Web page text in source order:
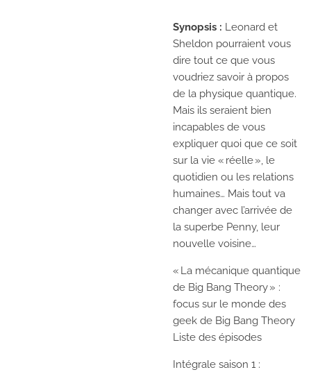
Synopsis : Leonard et
Sheldon pourraient vous
dire tout ce que vous
voudriez savoir à propos
de la physique quantique.
Mais ils seraient bien
incapables de vous
expliquer quoi que ce soit
sur la vie « réelle », le
quotidien ou les relations
humaines… Mais tout va
changer avec l’arrivée de
la superbe Penny, leur
nouvelle voisine…
« La mécanique quantique
de Big Bang Theory » :
focus sur le monde des
geek de Big Bang Theory
Liste des épisodes
Intégrale saison 1 :